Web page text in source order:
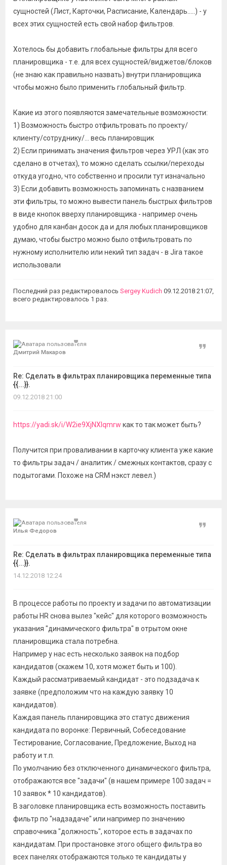
сущностей (Лист, Карточки, Расписание, Календарь.....) - у
всех этих сущностей есть свой набор фильтров.
Хотелось бы добавить глобальные фильтры для всего
планировщика - т.е. для всех сущностей/виджетов/блоков
(не знаю как правильно назвать) внутри планировщика
чтобы можно было применить глобальный фильтр.
Какие из этого появляются замечательные возможности:
1) Возможность быстро отфильтровать по проекту/
клиенту/сотруднику/... весь планировщик
2) Если принимать значения фильтров через УРЛ (как это
сделано в отчетах), то можно сделать ссылки/переходы
откуда угодно, что собственно и просили тут изначально
3) Если добавить возможность запоминать с названием
эти фильтры, то можно вывести панель быстрых фильтров
в виде кнопок вверху планировщика - например очень
удобно для канбан досок да и для любых планировщиков
думаю, чтобы быстро можно было отфильтровать по
нужному исполнителю или некий тип задач - в Jira такое
использовали
Последний раз редактировалось Sergey Kudich 09.12.2018 21:07,
всего редактировалось 1 раз.
Дмитрий Макаров
Re: Сделать в фильтрах планировщика переменные типа
{{...}}.
Цитата
09.12.2018 21:00
https://yadi.sk/i/W2ie9XjNXIqmrw как то так может быть?
Получится при проваливании в карточку клиента уже какие
то фильтры задач / аналитик / смежных контактов, сразу с
подытогами. Похоже на CRM нэкст левел.)
Илья Федоров
Re: Сделать в фильтрах планировщика переменные типа
{{...}}.
Цитата
14.12.2018 12:24
В процессе работы по проекту и задачи по автоматизации
работы HR снова вылез "кейс" для которого возможность
указания "динамического фильтра" в отрытом окне
планировщика стала потребна.
Например у нас есть несколько заявок на подбор
кандидатов (скажем 10, хотя может быть и 100).
Каждый рассматриваемый кандидат - это подзадача к
заявке (предположим что на каждую заявку 10
кандидатов).
Каждая панель планировщика это статус движения
кандидата по воронке: Первичный, Собеседование
Тестирование, Согласование, Предложение, Выход на
работу и т.п.
По умолчанию без отключенного динамического фильтра,
отображаются все "задачи" (в нашем примере 100 задач =
10 заявок * 10 кандидатов).
В заголовке планировщика есть возможность поставить
фильтр по "надзадаче" или например по значению
справочника "должность", которое есть в задачах по
кандидатам. При простановке этого общего фильтра во
всех панелях отображаются только те кандидаты у